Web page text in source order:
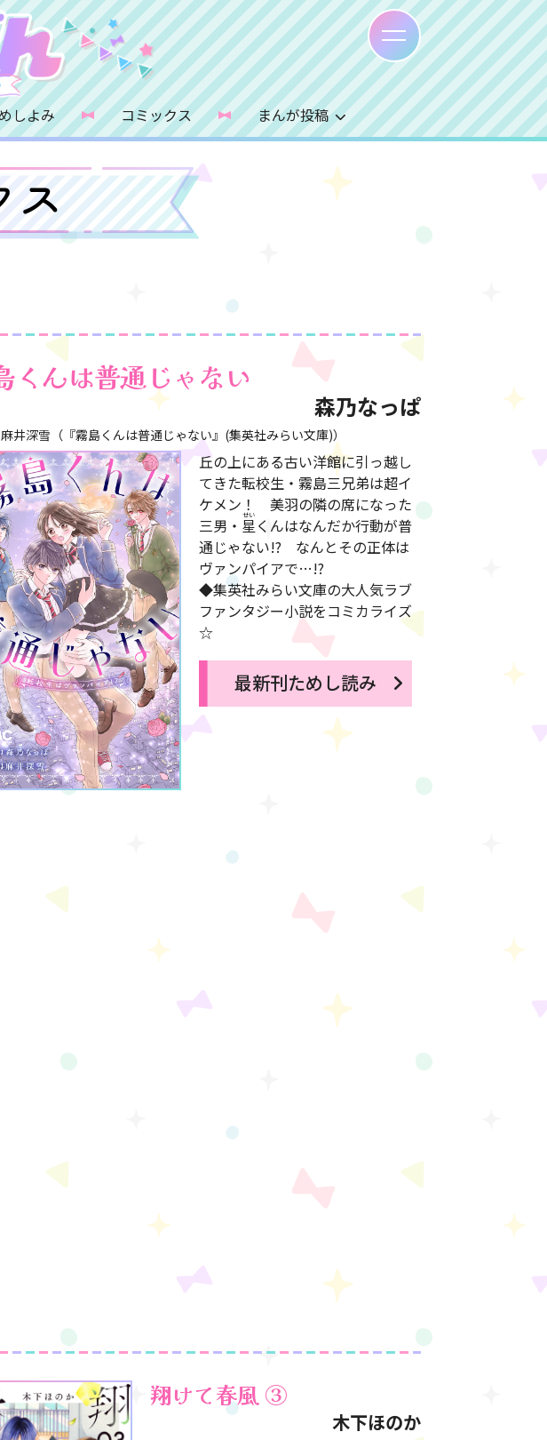
しよみ コミックス まんが投稿
くんは普通じゃない
森乃なっぱ
井深雪（『霧島くんは普通じゃない』(集英社みらい文庫)）
丘の上にある古い洋館に引っ越し
てきた転校生・霧島三兄弟は超イ
ケメン！ 美羽の隣の席になった
三男・ 星くんはなんだか行動が普
通じゃない!? なんとその正体は
ヴァンパイアで…!?
◆集英社みらい文庫の大人気ラブ
ファンタジー小説をコミカライズ
☆
最新刊ためし読み
翔けて春風 ③
木下ほのか